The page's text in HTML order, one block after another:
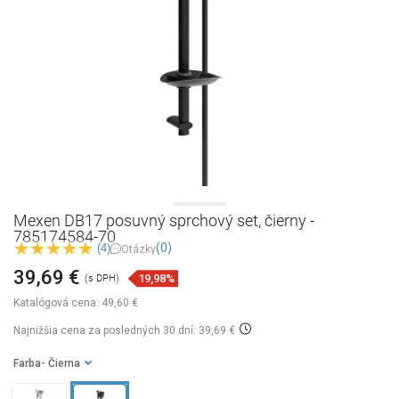
Mexen DB17 posuvný sprchový set, čierny -
785174584-70
(4) Otázky(0)
Katalógová cena: 49,60 €
39,69 € (s DPH) 19,98%
Najnižšia cena za posledných 30 dní: 39,69 €
Farba - Čierna